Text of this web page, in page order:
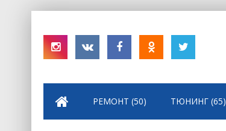
РЕМОНТ (50) ТЮНИНГ (65)